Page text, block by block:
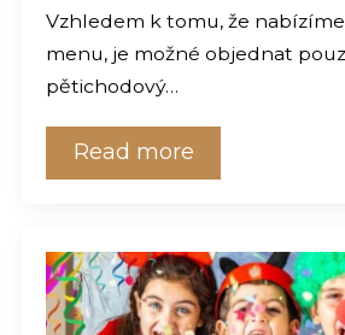
Vzhledem k tomu, že
menu, je možné objednat
pětichodový…
Read more